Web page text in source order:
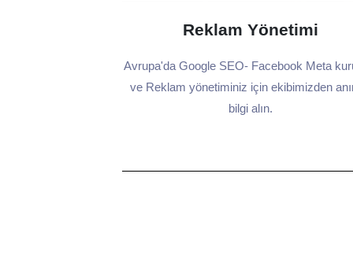
Reklam Yönetimi
Avrupa'da Google SEO- Facebook Meta
ve Reklam yönetiminiz için ekibimizden
bilgi alın.